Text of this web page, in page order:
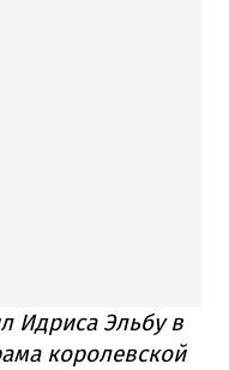
Идриса Эльбу в
королевской